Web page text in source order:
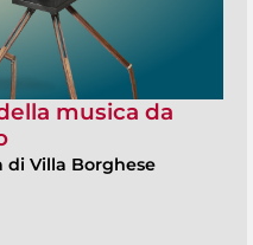
musica da
di Villa Borghese